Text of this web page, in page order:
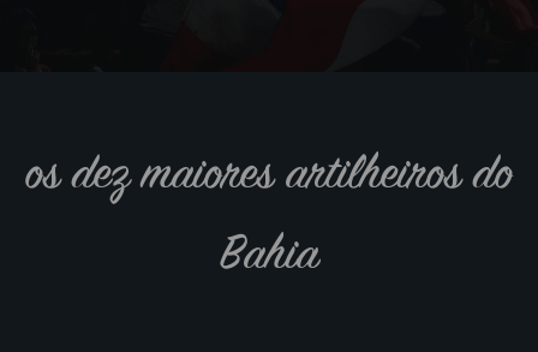
os dez maiores artilheiros do
Bahia